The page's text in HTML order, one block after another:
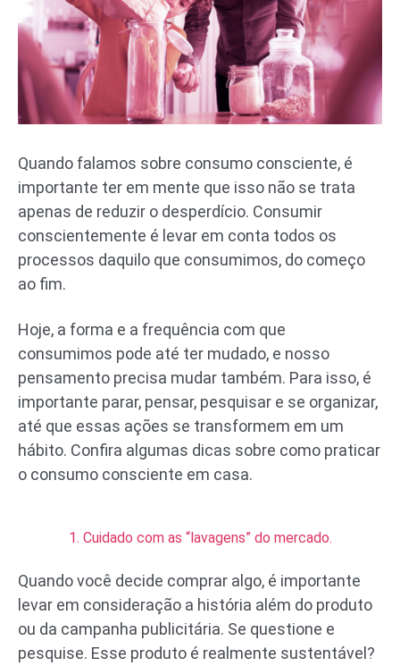
Quando falamos sobre consumo consciente, é
importante ter em mente que isso não se trata
apenas de reduzir o desperdício. Consumir
conscientemente é levar em conta todos os
processos daquilo que consumimos, do começo
ao fim.
Hoje, a forma e a frequência com que
consumimos pode até ter mudado, e nosso
pensamento precisa mudar também. Para isso, é
importante parar, pensar, pesquisar e se organizar,
até que essas ações se transformem em um
hábito. Confira algumas dicas sobre como praticar
o consumo consciente em casa.
1. Cuidado com as “lavagens” do mercado.
Quando você decide comprar algo, é importante
levar em consideração a história além do produto
ou da campanha publicitária. Se questione e
pesquise. Esse produto é realmente sustentável?